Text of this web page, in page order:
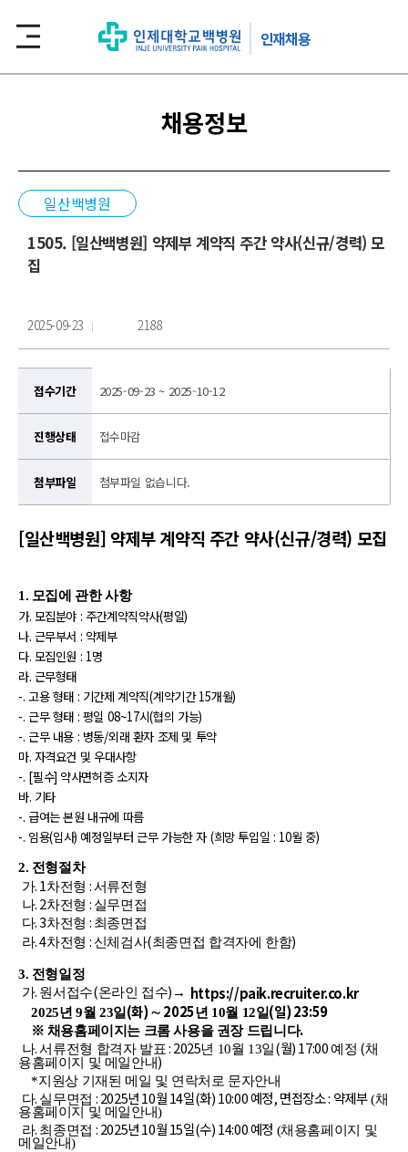
인재채용
채용정보
일산백병원
1505. [일산백병원] 약제부 계약직 주간 약사(신규/경력) 모
집
2025-09-23 2188
접수기간 2025-09-23 ~ 2025-10-12
진행상태 접수마감
첨부파일 첨부파일 없습니다.
[일산백병원] 약제부 계약직 주간 약사(신규/경력) 모집
1. 모집에 관한 사항
가. 모집분야 : 주간계약직약사(평일)
나. 근무부서 : 약제부
다. 모집인원 : 1명
라. 근무형태
-. 고용 형태 : 기간제 계약직(계약기간15개월)
-. 근무 형태 : 평일 08~17시(협의 가능)
-. 근무 내용 : 병동/외래 환자 조제 및 투약
마. 자격요건 및 우대사항
-. [필수] 약사면허증 소지자
바. 기타
-. 급여는 본원 내규에 따름
-. 임용(입사) 예정일부터 근무 가능한 자 (희망 투입일 : 10월 중)
2. 전형절차
가. 1차전형 :서류전형
나. 2차전형 : 실무면접
다. 3차전형 : 최종면접
라. 4차전형 : 신체검사(최종면접 합격자에 한함)
3. 전형일정
가. 원서접수(온라인 접수) → https://paik.recruiter.co.kr
2025년 9월 23일 (화)∼ 2025년 10월 12일(일) 23:59
※ 채용홈페이지는 크롬 사용을 권장 드립니다.
나.서류전형 합격자 발표: 2025년 10월 13일(월) 17:00예정 (채
용홈페이지 및 메일안내)
*지원상 기재된 메일 및 연락처로 문자안내
다. 실무면접 : 2025년 10월 14일(화) 10:00 예정, 면접장소 : 약제부(채
용홈페이지 및 메일안내)
라. 최종면접 : 2025년 10월 15일(수) 14:00 예정 (채용홈페이지 및
메일안내)